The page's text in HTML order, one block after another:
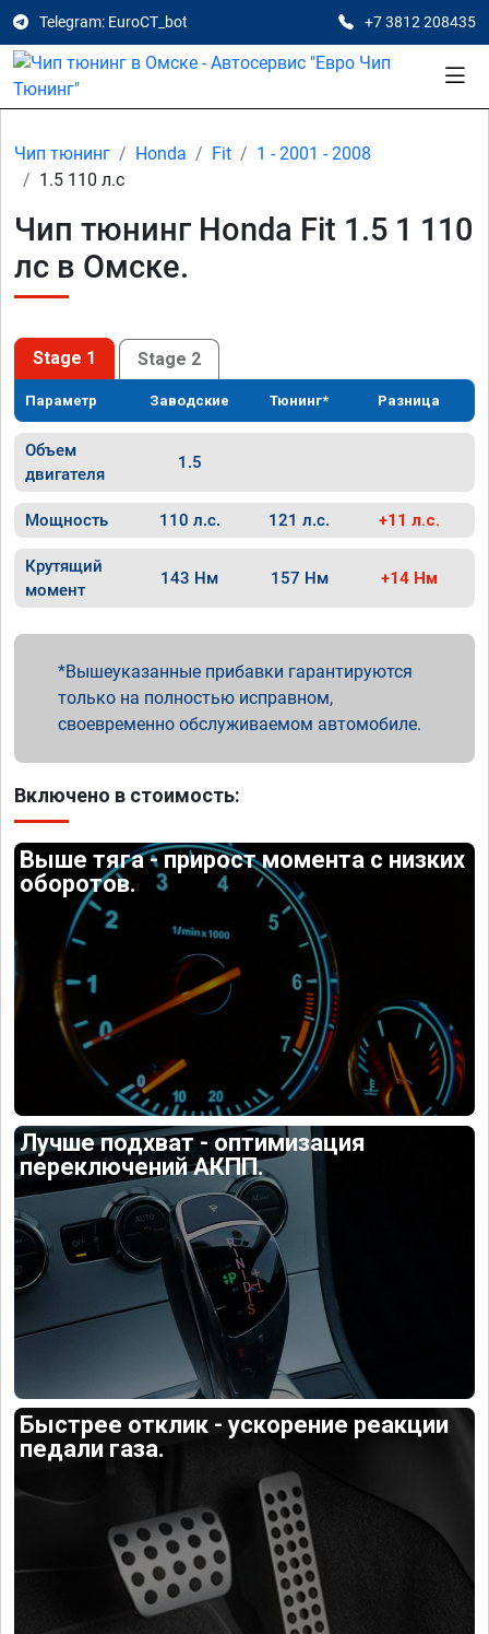
Telegram: EuroCT_bot +7 3812 208435
Чип тюнинг Honda Fit
1 - 2001 - 2008
1.5 110 л.с
Чип тюнинг Honda Fit 1.5 1 110
лс в Омске.
Stage 1 Stage 2
Параметр Заводские Тюнинг* Разница
Объем
двигателя
1.5
Мощность 110 л.с. 121 л.с. +11 л.с.
Крутящий
момент
143 Нм 157 Нм +14 Нм
Вышеуказанные прибавки гарантируются
только на полностью исправном,
своевременно обслуживаемом автомобиле.
Включено в стоимость:
Выше тяга - прирост момента с низких
оборотов.
Лучше подхват - оптимизация
переключений АКПП.
Быстрее отклик - ускорение реакции
педали газа.